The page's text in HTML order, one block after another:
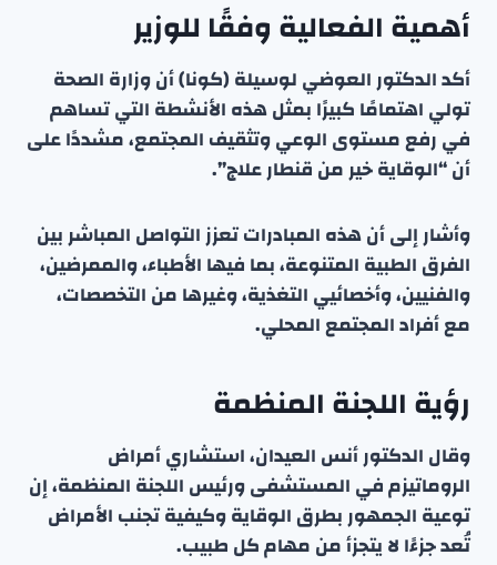
أهمية الفعالية وفقًا للوزير
أكد الدكتور العوضي لوسيلة (كونا) أن وزارة الصحة
تولي اهتمامًا كبيرًا بمثل هذه الأنشطة التي تساهم
في رفع مستوى الوعي وتثقيف المجتمع، مشددًا على
أن “الوقاية خير من قنطار علاج”.
وأشار إلى أن هذه المبادرات تعزز التواصل المباشر بين
الفرق الطبية المتنوعة، بما فيها الأطباء، والممرضين،
والفنيين، وأخصائيي التغذية، وغيرها من التخصصات،
مع أفراد المجتمع المحلي.
رؤية اللجنة المنظمة
وقال الدكتور أنس العيدان، استشاري أمراض
الروماتيزم في المستشفى ورئيس اللجنة المنظمة، إن
توعية الجمهور بطرق الوقاية وكيفية تجنب الأمراض
تُعد جزءًا لا يتجزأ من مهام كل طبيب.